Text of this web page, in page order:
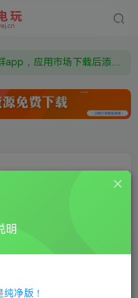
需要什么游戏请联系客服，若链接失效请联系客服，百度网盘边上的激活码也是解压密码
由于微信被封，沟通工具使用最群app，应用市场下载后添加好友：Y9FA49 以后用最群交流解决问题。不再使用微信！
频教程 ③ 游戏运行
明
净版！